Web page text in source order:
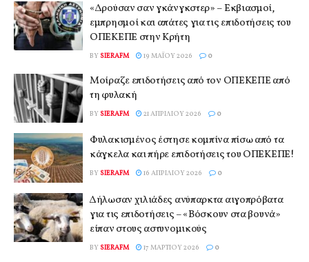
«Δρούσαν σαν γκάνγκστερ» – Εκβιασμοί,
εμπρησμοί και απάτες για τις επιδοτήσεις του
ΟΠΕΚΕΠΕ στην Κρήτη
BY SIERAFM 19 ΜΑΪ́ΟΥ 2026 0
Μοίραζε επιδοτήσεις από τον ΟΠΕΚΕΠΕ από
τη φυλακή
BY SIERAFM 21 ΑΠΡΙΛΊΟΥ 2026 0
Φυλακισμένος έστησε κομπίνα πίσω από τα
κάγκελα και πήρε επιδοτήσεις του ΟΠΕΚΕΠΕ!
BY SIERAFM 16 ΑΠΡΙΛΊΟΥ 2026 0
Δήλωσαν χιλιάδες ανύπαρκτα αιγοπρόβατα
για τις επιδοτήσεις – «Βόσκουν στα βουνά»
είπαν στους αστυνομικούς
BY SIERAFM 17 ΜΑΡΤΊΟΥ 2026 0